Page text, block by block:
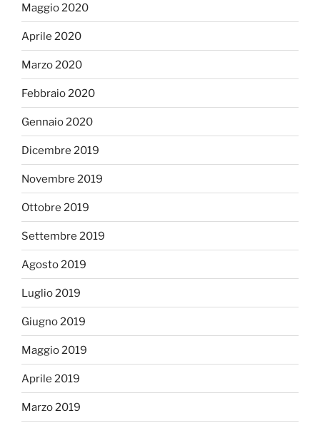
Maggio 2020
Aprile 2020
Marzo 2020
Febbraio 2020
Gennaio 2020
Dicembre 2019
Novembre 2019
Ottobre 2019
Settembre 2019
Agosto 2019
Luglio 2019
Giugno 2019
Maggio 2019
Aprile 2019
Marzo 2019